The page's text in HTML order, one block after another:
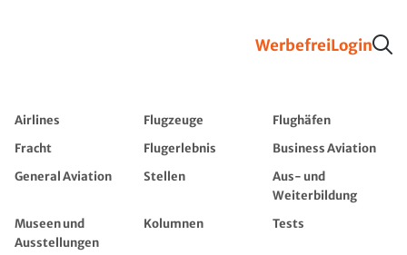
WerbefreiLogin
Airlines Flugzeuge
Flughäfen
Fracht
Flugerlebnis
Business Aviation
General Aviation
Stellen
Aus- und
Weiterbildung
Museen und
Ausstellungen
Kolumnen Tests